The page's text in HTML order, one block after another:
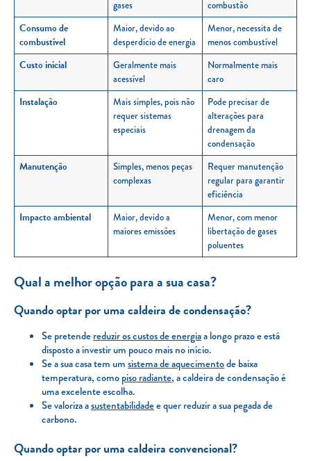
gases combustão
Consumo de
combustível
Maior, devido ao
desperdício de energia
Menor, necessita de
menos combustível
Custo inicial
Geralmente mais
acessível
Normalmente mais
caro
Instalação
Mais simples, pois não
requer sistemas
especiais
Pode precisar de
alterações para
drenagem da
condensação
Manutenção
Simples, menos peças
complexas
Requer manutenção
regular para garantir
eficiência
Impacto ambiental
Maior, devido a
maiores emissões
Menor, com menor
libertação de gases
poluentes
Qual a melhor opção para a sua casa?
Quando optar por uma caldeira de condensação?
Se pretendereduzir os custos de energiaa longo prazo e está
disposto a investir um pouco mais no início.
Se a sua casa tem umsistema de aquecimentode baixa
temperatura, comopiso radiante, a caldeira de condensação é
uma excelente escolha.
Se valoriza asustentabilidadee quer reduzir a sua pegada de
carbono.
Quando optar por uma caldeira convencional?